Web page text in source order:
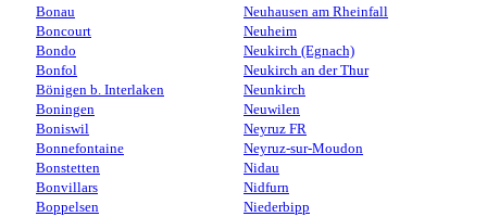
Bonau
Boncourt
Bondo
Bonfol
Bönigen b. Interlaken
Boningen
Boniswil
Bonnefontaine
Bonstetten
Bonvillars
Boppelsen
Neuhausen am Rheinfall
Neuheim
Neukirch (Egnach)
Neukirch an der Thur
Neunkirch
Neuwilen
Neyruz FR
Neyruz-sur-Moudon
Nidau
Nidfurn
Niederbipp